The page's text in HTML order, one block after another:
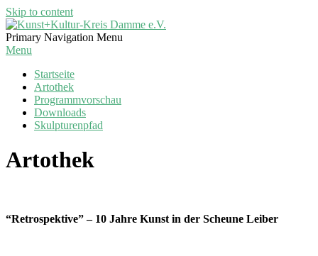
Skip to content
Kunst+Kultur-
Kreis
Primary Navigation Menu
Menu
Startseite
Artothek
Programmvorschau
Downloads
Skulpturenpfad
Artothek
“Retrospektive” – 10 Jahre Kunst in der Scheune Leiber